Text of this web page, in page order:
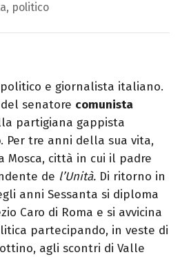
politico
e giornalista italiano.
senatore comunista
partigiana gappista
. Per tre anni della sua vita,
Mosca, città in cui il padre
de l’Unità. Di ritorno in
anni Sessanta si diploma
Caro di Roma e si avvicina
partecipando, in veste di
agli scontri di Valle